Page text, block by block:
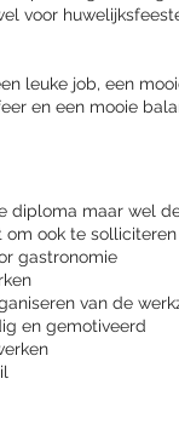
voor
leuke job, een
en een mooie
diploma maar wel
om ook te solliciteren
gastronomie
van de
en gemotiveerd